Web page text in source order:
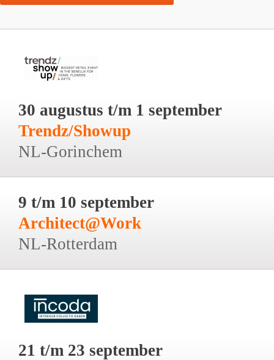
30 augustus t/m 1 september
Trendz/Showup
NL-Gorinchem
9 t/m 10 september
Architect@Work
NL-Rotterdam
21 t/m 23 september